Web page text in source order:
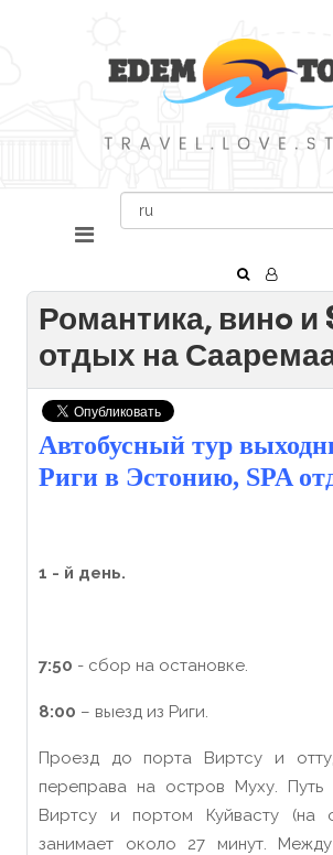
Романтика, винo и
отдых на
Автобусный тур
Риги в Эстонию, SPA
1 - й день.
7:50 - сбор на остановке.
8:00 – выезд из Риги.
Проезд до порта Виртсу и
переправа на остров Муху.
Виртсу и портом Куйвасту (на
занимает около 27 минут.